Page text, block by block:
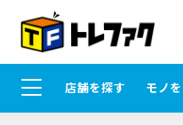
店舗を探す モノ